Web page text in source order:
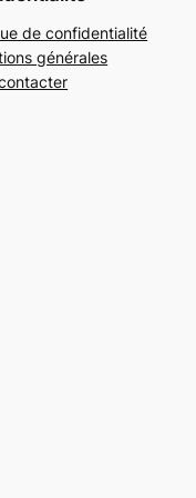
de confidentialité
générales